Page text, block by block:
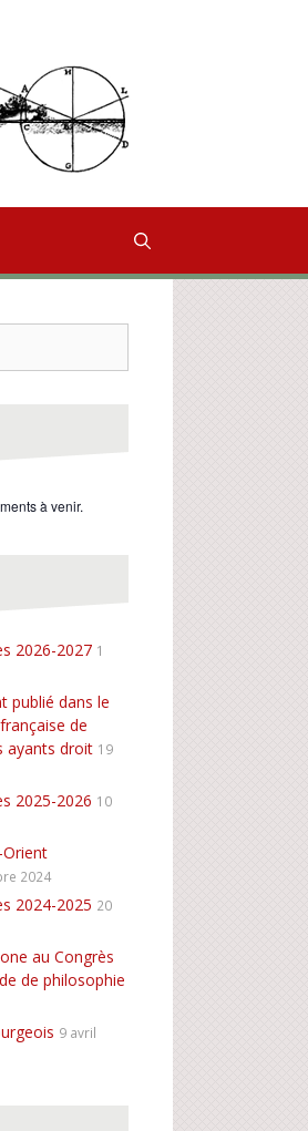
à venir.
2026-2027 1
publié dans le
de
ayants droit 19
2025-2026 10
2024
2024-2025 20
au Congrès
de philosophie
9 avril